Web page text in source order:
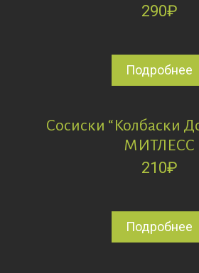
290₽
Подробнее
Сосиски “Колбаски
МИТЛЕСС
210₽
Подробнее